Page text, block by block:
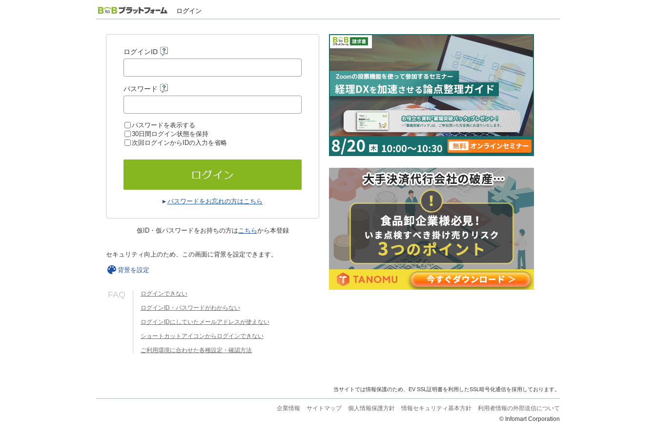
ログイン
ログインID
パスワード
パスワードを表示する
30日間ログイン状態を保持
次回ログインからIDの入力を省略
パスワードをお忘れの方はこちら
仮ID・仮パスワードをお持ちの方はこちらから本登録
セキュリティ向上のため、この画面に背景を設定できます。
背景を設定
FAQ ログインできない
ログインID・パスワードがわからない
ログインIDにしていたメールアドレスが使えない
ショートカットアイコンからログインできない
ご利用環境に合わせた各種設定・確認方法
当サイトでは情報保護のため、EV SSL証明書を利用したSSL暗号化通信を採用しております。
企業情報 サイトマップ 個人情報保護方針 情報セキュリティ基本方針
利用者情報の外部送信について
© Infomart Corporation